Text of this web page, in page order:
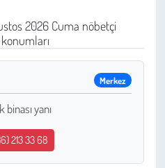
2026 Cuma nöbetçi
Merkez
yanı
213 33 68